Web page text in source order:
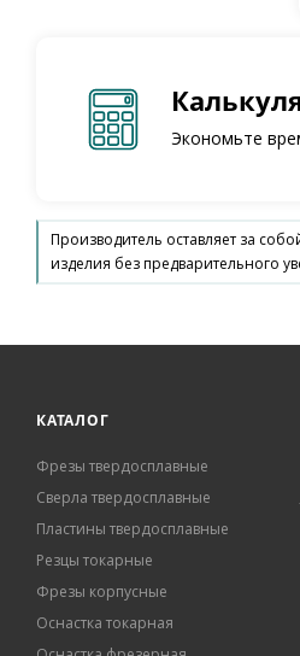
Экономьте
Производитель оставляет за
изделия без предварительного
КАТАЛОГ
Фрезы твердосплавные
Сверла твердосплавные
Пластины твердосплавные
Резцы токарные
Фрезы корпусные
Оснастка токарная